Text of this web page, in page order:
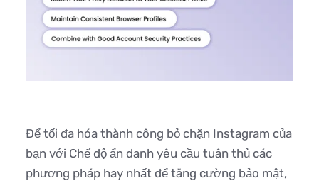
Để tối đa hóa thành công bỏ chặn Instagram của
bạn với Chế độ ẩn danh yêu cầu tuân thủ các
phương pháp hay nhất để tăng cường bảo mật,